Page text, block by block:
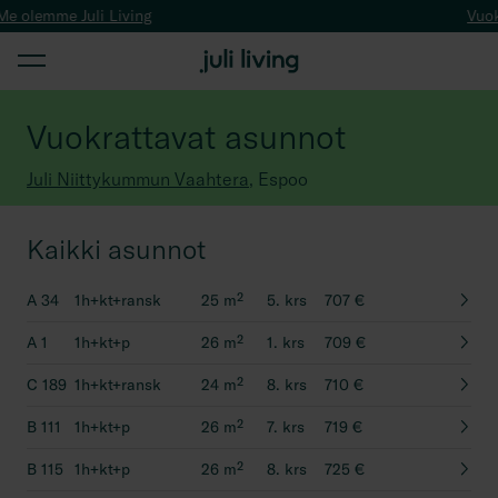
Juli Living Vuokraa
Vuokrattavat asunnot
Juli Niittykummun Vaahtera, Espoo
Kaikki asunnot
A 34 1h+kt+ransk 25 m² 5. krs 707 €
A 1 1h+kt+p 26 m² 1. krs 709 €
C 189 1h+kt+ransk 24 m² 8. krs 710 €
B 111 1h+kt+p 26 m² 7. krs 719 €
B 115 1h+kt+p 26 m² 8. krs 725 €